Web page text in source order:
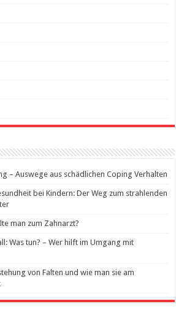
– Auswege aus schädlichen Coping Verhalten
bei Kindern: Der Weg zum strahlenden
man zum Zahnarzt?
Was tun? – Wer hilft im Umgang mit
von Falten und wie man sie am